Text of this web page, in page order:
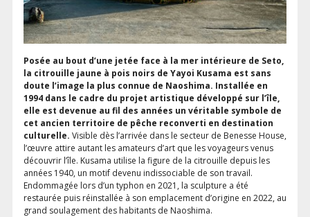
Posée au bout d’une jetée face à la mer intérieure de Seto,
la citrouille jaune à pois noirs de Yayoi Kusama est sans
doute l’image la plus connue de Naoshima. Installée en
1994 dans le cadre du projet artistique développé sur l’île,
elle est devenue au fil des années un véritable symbole de
cet ancien territoire de pêche reconverti en destination
culturelle. Visible dès l’arrivée dans le secteur de Benesse House,
l’œuvre attire autant les amateurs d’art que les voyageurs venus
découvrir l’île. Kusama utilise la figure de la citrouille depuis les
années 1940, un motif devenu indissociable de son travail.
Endommagée lors d’un typhon en 2021, la sculpture a été
restaurée puis réinstallée à son emplacement d’origine en 2022, au
grand soulagement des habitants de Naoshima.